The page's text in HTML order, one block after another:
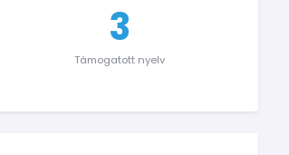
3
Támogatott nyelv